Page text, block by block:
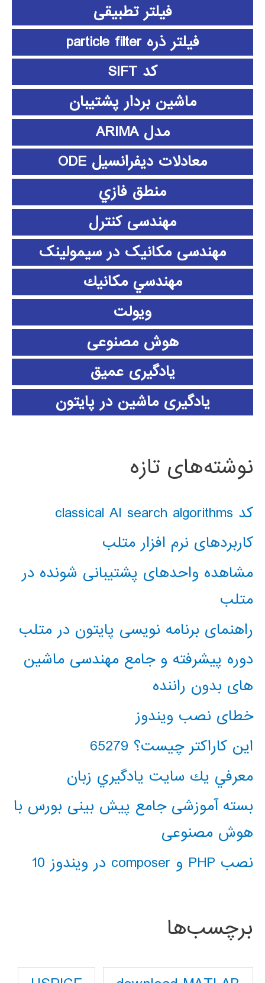
فیلتر تطبیقی
فیلتر ذره particle filter
کد SIFT
ماشین بردار پشتیبان
مدل ARIMA
معادلات دیفرانسیل ODE
منطق فازي
مهندسی کنترل
مهندسی مکانیک در سیمولینک
مهندسي مكانيك
ویولت
هوش مصنوعی
یادگیری عمیق
یادگیری ماشین در پایتون
نوشته‌های تازه
کد classical AI search algorithms
کاربردهای نرم افزار متلب
مشاهده واحدهای پشتیبانی شونده در
متلب
راهنمای برنامه نویسی پایتون در متلب
دوره پیشرفته و جامع مهندسی ماشین
های بدون راننده
خطای نصب ویندوز
این کاراکتر چیست؟ 65279
معرفي يك سايت يادگيري زبان
بسته آموزشی جامع پیش بینی بورس با
هوش مصنوعی
نصب PHP و composer در ویندوز 10
برچسب‌ها